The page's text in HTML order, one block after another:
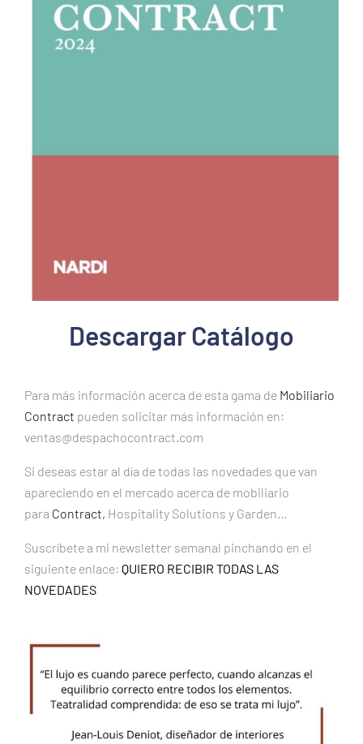
Descargar Catálogo
Para más información acerca de esta gama de Mobiliario
Contract pueden solicitar más información en:
ventas@despachocontract.com
Si deseas estar al día de todas las novedades que van
apareciendo en el mercado acerca de mobiliario
para Contract, Hospitality Solutions y Garden…
Suscríbete a mi newsletter semanal pinchando en el
siguiente enlace: QUIERO RECIBIR TODAS LAS
NOVEDADES